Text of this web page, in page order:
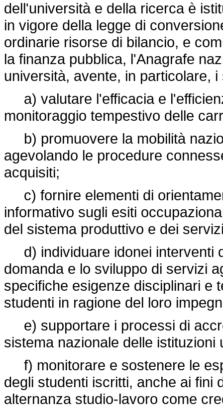
dell'università e della ricerca è
in vigore della legge di
ordinarie risorse di bilancio, e
la finanza pubblica, l'Anagrafe
università, avente, in particolare,
a) valutare l'efficacia e
monitoraggio tempestivo delle
b) promuovere la mobilità
agevolando le procedure
acquisiti;
c) fornire elementi di
informativo sugli esiti
del sistema produttivo e dei
d) individuare idonei interventi
domanda e lo sviluppo di servizi
specifiche esigenze disciplinari e
studenti in ragione del loro
e) supportare i processi di
sistema nazionale delle istituzioni
f) monitorare e sostenere le
degli studenti iscritti, anche ai fini
alternanza studio-lavoro come